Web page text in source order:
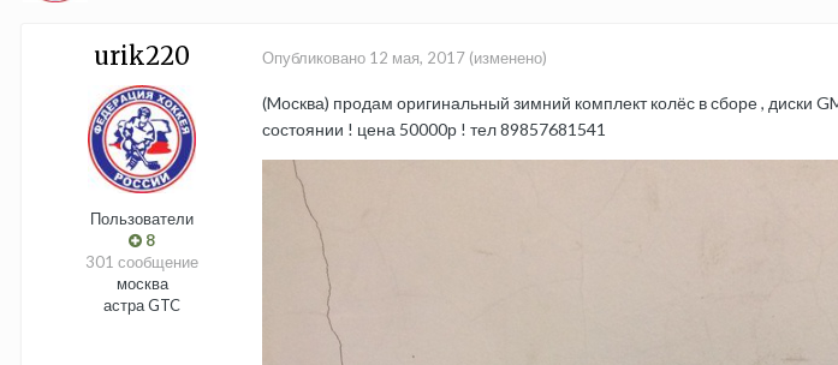
urik220
Пользователи
8
301 сообщение
москва
астра GTC
Опубликовано 12 мая, 2017 (изменено)
(Mосква) продам оригинальный зимний комплект колёс в сборе , диски
состоянии ! цена 50000р ! тел 89857681541